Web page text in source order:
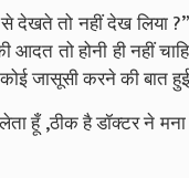
देखते तो नहीं देख लिया
तो होनी ही नहीं
जासूसी करने की बात
हूँ ,ठीक है डॉक्टर ने मना